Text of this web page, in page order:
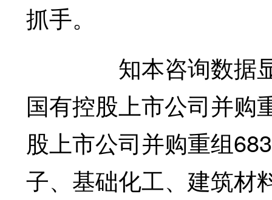
抓手。
知本咨询数据显示
国有控股上市公司并购
股上市公司并购重组
子、基础化工、建筑材